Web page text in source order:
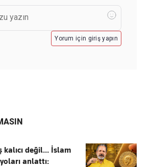
Yorum için giriş yapın
değil... İslam
anlattı: